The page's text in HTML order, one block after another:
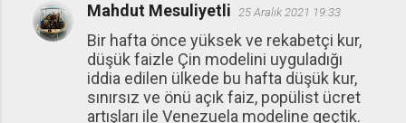
Mahdut Mesuliyetli 25 Aralık 2021 19:33
Bir hafta önce yüksek ve rekabetçi kur,
düşük faizle Çin modelini uyguladığı
iddia edilen ülkede bu hafta düşük kur,
sınırsız ve önü açık faiz, popülist ücret
artışları ile Venezuela modeline geçtik.